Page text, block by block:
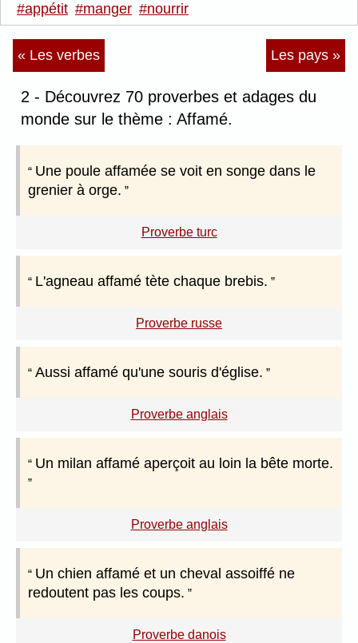
#appétit #manger #nourrir
« Les verbes Les pays »
2 - Découvrez 70 proverbes et adages du
monde sur le thème : Affamé.
Une poule affamée se voit en songe dans le
grenier à orge.
Proverbe turc
L'agneau affamé tète chaque brebis.
Proverbe russe
Aussi affamé qu'une souris d'église.
Proverbe anglais
Un milan affamé aperçoit au loin la bête morte.
Proverbe anglais
Un chien affamé et un cheval assoiffé ne
redoutent pas les coups.
Proverbe danois